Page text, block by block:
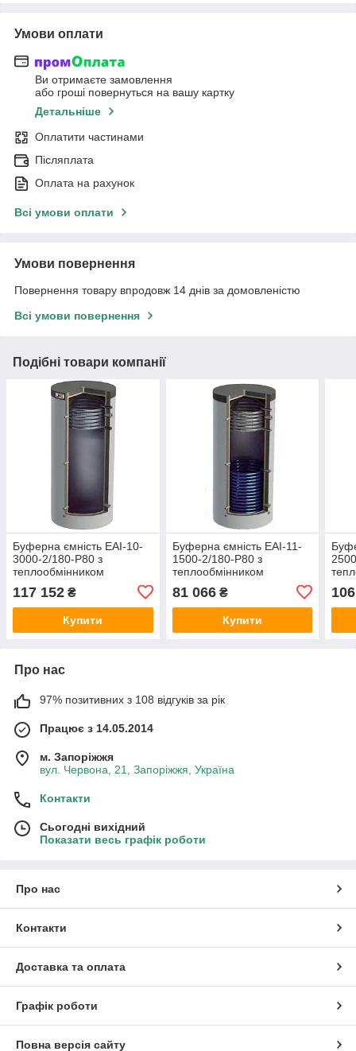
Умови оплати
Ви отримаєте замовлення
або гроші повернуться на вашу картку
Детальніше
Оплатити частинами
Післяплата
Оплата на рахунок
Всі умови оплати
Умови повернення
Повернення товару впродовж 14 днів за домовленістю
Всі умови повернення
Подібні товари компанії
Буферна ємність ЕАІ-10-
3000-2/180-P80 з
теплообмінником
117 152 ₴
Купити
Буферна ємність ЕАІ-11-
1500-2/180-P80 з
теплообмінником
81 066₴
Купити
Про нас
97% позитивних з 108 відгуків за рік
Працює з 14.05.2014
м. Запоріжжя
вул. Червона, 21, Запоріжжя, Україна
Контакти
Сьогодні вихідний
Показати весь графік роботи
Про нас
Контакти
Доставка та оплата
Графік роботи
Повна версія сайту